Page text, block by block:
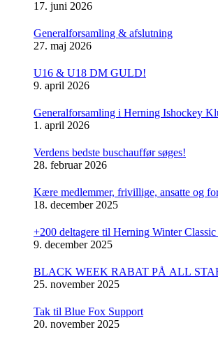
17. juni 2026
Generalforsamling & afslutning
27. maj 2026
U16 & U18 DM GULD!
9. april 2026
Generalforsamling i Herning Ishockey
1. april 2026
Verdens bedste buschauffør søges!
28. februar 2026
Kære medlemmer, frivillige, ansatte og
18. december 2025
+200 deltagere til Herning Winter
9. december 2025
BLACK WEEK RABAT PÅ ALL
25. november 2025
Tak til Blue Fox Support
20. november 2025